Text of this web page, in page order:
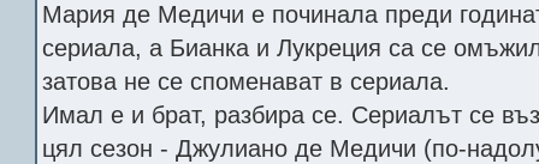
Мария де Медичи е починала преди
сериала, а Бианка и Лукреция са се
затова не се споменават в сериала.
Имал е и брат, разбира се. Сериалът се
цял сезон - Джулиано де Медичи (по-